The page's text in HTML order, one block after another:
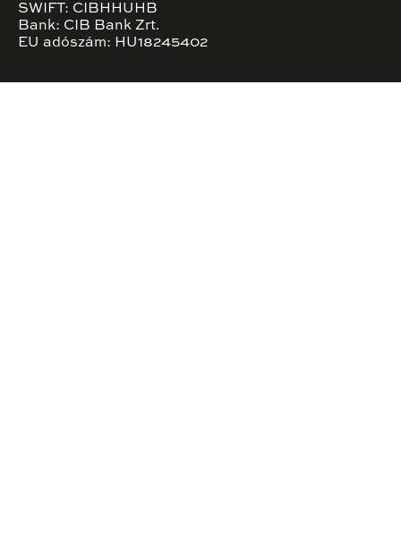
SWIFT: CIBHHUHB
Bank: CIB Bank Zrt.
EU adószám: HU18245402